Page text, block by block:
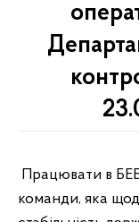
Працювати в
команди, яка